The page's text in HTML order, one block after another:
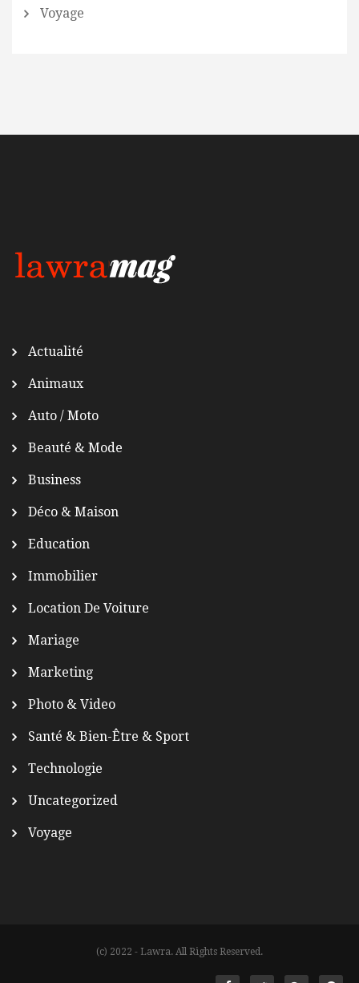
Voyage
Actualité
Animaux
Auto / Moto
Beauté & Mode
Business
Déco & Maison
Education
Immobilier
Location De Voiture
Mariage
Marketing
Photo & Video
Santé & Bien-Être & Sport
Technologie
Uncategorized
Voyage
(c) 2022 - Lawra. All Rights Reserved.